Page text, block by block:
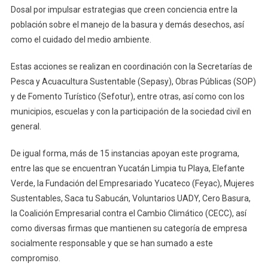
Dosal por impulsar estrategias que creen conciencia entre la
población sobre el manejo de la basura y demás desechos, así
como el cuidado del medio ambiente.
Estas acciones se realizan en coordinación con la Secretarías de
Pesca y Acuacultura Sustentable (Sepasy), Obras Públicas (SOP)
y de Fomento Turístico (Sefotur), entre otras, así como con los
municipios, escuelas y con la participación de la sociedad civil en
general.
De igual forma, más de 15 instancias apoyan este programa,
entre las que se encuentran Yucatán Limpia tu Playa, Elefante
Verde, la Fundación del Empresariado Yucateco (Feyac), Mujeres
Sustentables, Saca tu Sabucán, Voluntarios UADY, Cero Basura,
la Coalición Empresarial contra el Cambio Climático (CECC), así
como diversas firmas que mantienen su categoría de empresa
socialmente responsable y que se han sumado a este
compromiso.